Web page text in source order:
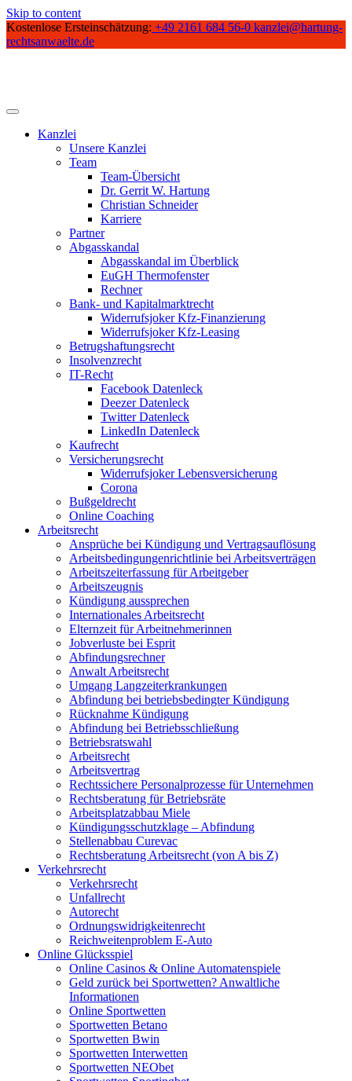
Skip to content
Kostenlose Ersteinschätzung: +49 2161 684 56-0 kanzlei@hartung-
rechtsanwaelte.de
Kanzlei
Unsere Kanzlei
Team
Team-Übersicht
Dr. Gerrit W. Hartung
Christian Schneider
Karriere
Partner
Abgasskandal
Abgasskandal im Überblick
EuGH Thermofenster
Rechner
Bank- und Kapitalmarktrecht
Widerrufsjoker Kfz-Finanzierung
Widerrufsjoker Kfz-Leasing
Betrugshaftungsrecht
Insolvenzrecht
IT-Recht
Facebook Datenleck
Deezer Datenleck
Twitter Datenleck
LinkedIn Datenleck
Kaufrecht
Versicherungsrecht
Widerrufsjoker Lebensversicherung
Corona
Bußgeldrecht
Online Coaching
Arbeitsrecht
Ansprüche bei Kündigung und Vertragsauflösung
Arbeitsbedingungenrichtlinie bei Arbeitsverträgen
Arbeitszeiterfassung für Arbeitgeber
Arbeitszeugnis
Kündigung aussprechen
Internationales Arbeitsrecht
Elternzeit für Arbeitnehmerinnen
Jobverluste bei Esprit
Abfindungsrechner
Anwalt Arbeitsrecht
Umgang Langzeiterkrankungen
Abfindung bei betriebsbedingter Kündigung
Rücknahme Kündigung
Abfindung bei Betriebsschließung
Betriebsratswahl
Arbeitsrecht
Arbeitsvertrag
Rechtssichere Personalprozesse für Unternehmen
Rechtsberatung für Betriebsräte
Arbeitsplatzabbau Miele
Kündigungsschutzklage – Abfindung
Stellenabbau Curevac
Rechtsberatung Arbeitsrecht (von A bis Z)
Verkehrsrecht
Verkehrsrecht
Unfallrecht
Autorecht
Ordnungswidrigkeitenrecht
Reichweitenproblem E-Auto
Online Glücksspiel
Online Casinos & Online Automatenspiele
Geld zurück bei Sportwetten? Anwaltliche
Informationen
Online Sportwetten
Sportwetten Betano
Sportwetten Bwin
Sportwetten Interwetten
Sportwetten NEObet